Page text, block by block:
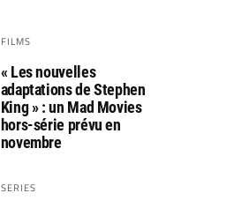
FILMS
« Les nouvelles
adaptations de Stephen
King » : un Mad Movies
hors-série prévu en
novembre
SERIES